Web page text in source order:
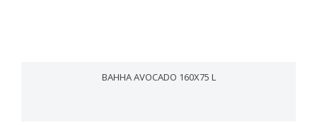
ВАННА AVOCADO 160X75 L